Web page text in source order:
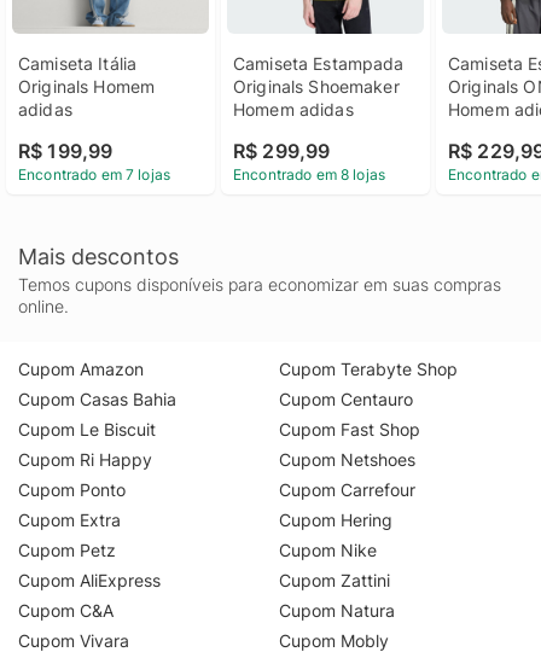
Camiseta Itália
Originals Homem
adidas
R$ 199,99
Encontrado em 7 lojas
Camiseta Estampada
Originals Shoemaker
Homem adidas
R$ 299,99
Encontrado em 8 lojas
Camiseta
Originals
Homem
R$
Encontrado
Mais descontos
Temos cupons disponíveis para economizar em suas compras
online.
Cupom Amazon
Cupom Casas Bahia
Cupom Le Biscuit
Cupom Ri Happy
Cupom Ponto
Cupom Extra
Cupom Petz
Cupom AliExpress
Cupom C&A
Cupom Vivara
Cupom Terabyte Shop
Cupom Centauro
Cupom Fast Shop
Cupom Netshoes
Cupom Carrefour
Cupom Hering
Cupom Nike
Cupom Zattini
Cupom Natura
Cupom Mobly